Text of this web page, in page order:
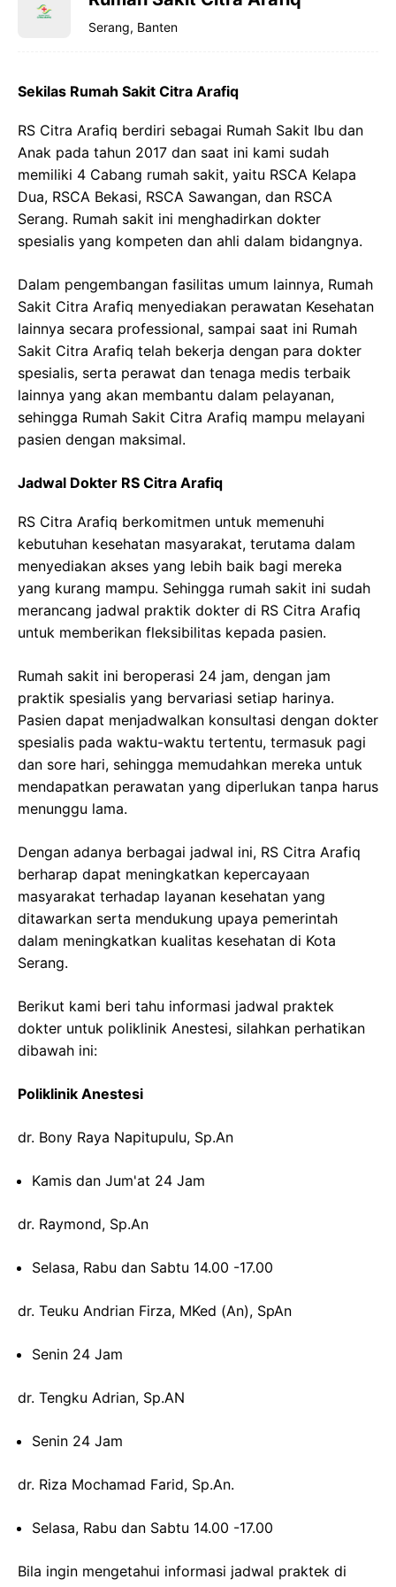
Serang, Banten
Sekilas Rumah Sakit Citra Arafiq
RS Citra Arafiq berdiri sebagai Rumah Sakit Ibu dan
Anak pada tahun 2017 dan saat ini kami sudah
memiliki 4 Cabang rumah sakit, yaitu RSCA Kelapa
Dua, RSCA Bekasi, RSCA Sawangan, dan RSCA
Serang. Rumah sakit ini menghadirkan dokter
spesialis yang kompeten dan ahli dalam bidangnya.
Dalam pengembangan fasilitas umum lainnya, Rumah
Sakit Citra Arafiq menyediakan perawatan Kesehatan
lainnya secara professional, sampai saat ini Rumah
Sakit Citra Arafiq telah bekerja dengan para dokter
spesialis, serta perawat dan tenaga medis terbaik
lainnya yang akan membantu dalam pelayanan,
sehingga Rumah Sakit Citra Arafiq mampu melayani
pasien dengan maksimal.
Jadwal Dokter RS Citra Arafiq
RS Citra Arafiq berkomitmen untuk memenuhi
kebutuhan kesehatan masyarakat, terutama dalam
menyediakan akses yang lebih baik bagi mereka
yang kurang mampu. Sehingga rumah sakit ini sudah
merancang jadwal praktik dokter di RS Citra Arafiq
untuk memberikan fleksibilitas kepada pasien.
Rumah sakit ini beroperasi 24 jam, dengan jam
praktik spesialis yang bervariasi setiap harinya.
Pasien dapat menjadwalkan konsultasi dengan dokter
spesialis pada waktu-waktu tertentu, termasuk pagi
dan sore hari, sehingga memudahkan mereka untuk
mendapatkan perawatan yang diperlukan tanpa harus
menunggu lama.
Dengan adanya berbagai jadwal ini, RS Citra Arafiq
berharap dapat meningkatkan kepercayaan
masyarakat terhadap layanan kesehatan yang
ditawarkan serta mendukung upaya pemerintah
dalam meningkatkan kualitas kesehatan di Kota
Serang.
Berikut kami beri tahu informasi jadwal praktek
dokter untuk poliklinik Anestesi, silahkan perhatikan
dibawah ini:
Poliklinik Anestesi
dr. Bony Raya Napitupulu, Sp.An
Kamis dan Jum'at 24 Jam
dr. Raymond, Sp.An
Selasa, Rabu dan Sabtu 14.00 -17.00
dr. Teuku Andrian Firza, MKed (An), SpAn
Senin 24 Jam
dr. Tengku Adrian, Sp.AN
Senin 24 Jam
dr. Riza Mochamad Farid, Sp.An.
Selasa, Rabu dan Sabtu 14.00 -17.00
Bila ingin mengetahui informasi jadwal praktek di